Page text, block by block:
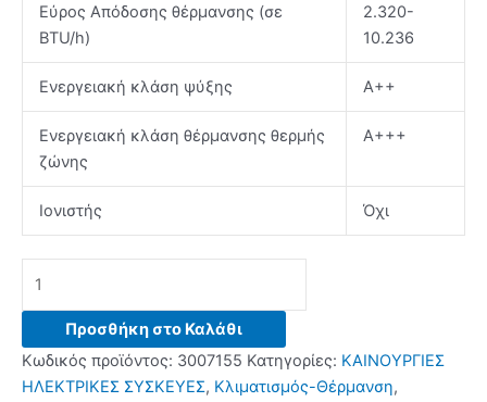
Εύρος Απόδοσης θέρμανσης (σε
BTU/h)
2.320-
10.236
Ενεργειακή κλάση ψύξης Α++
Ενεργειακή κλάση θέρμανσης θερμής
ζώνης
Α+++
Ιονιστής Όχι
09ZES-
Προσθήκη στο Καλάθι
Κωδικός προϊόντος: 3007155 Κατηγορίες: ΚΑΙΝΟΥΡΓΙΕΣ
ΗΛΕΚΤΡΙΚΕΣ ΣΥΣΚΕΥΕΣ, Κλιματισμός-Θέρμανση,